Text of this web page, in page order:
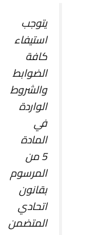
يتوجب
استيفاء
كافة
الضوابط
والشروط
الواردة
في
المادة
5 من
المرسوم
بقانون
اتحادي
المتضمن